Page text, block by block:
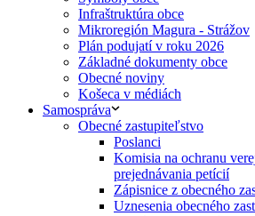
Infraštruktúra obce
Mikroregión Magura - Strážov
Plán podujatí v roku 2026
Základné dokumenty obce
Obecné noviny
Košeca v médiách
Samospráva
Obecné zastupiteľstvo
Poslanci
Komisia na ochranu
prejednávania petícií
Zápisnice z obecného
Uznesenia obecného